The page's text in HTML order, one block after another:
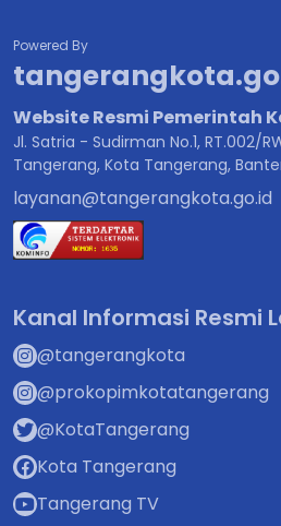
Powered By
Website Resmi Pemerintah
Jl. Satria - Sudirman No.1, RT.002/
Tangerang, Kota Tangerang, Banten
layanan@tangerangkota.go.id
Kanal Informasi Resmi
@tangerangkota
@prokopimkotatangerang
@KotaTangerang
Kota Tangerang
Tangerang TV